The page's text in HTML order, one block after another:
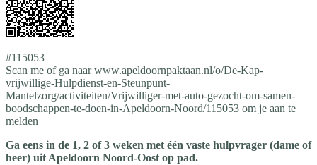
#115053
Scan me of ga naar www.apeldoornpaktaan.nl/o/De-Kap-
vrijwillige-Hulpdienst-en-Steunpunt-
Mantelzorg/activiteiten/Vrijwilliger-met-auto-gezocht-om-samen-
boodschappen-te-doen-in-Apeldoorn-Noord/115053 om je aan te
melden
Ga eens in de 1, 2 of 3 weken met één vaste hulpvrager (dame of
heer) uit Apeldoorn Noord-Oost op pad.